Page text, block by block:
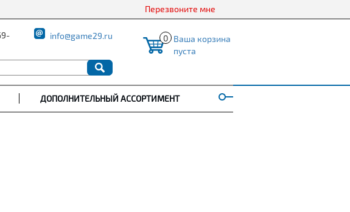
Перезвоните мне
info@game29.ru 0 Ваша корзина
пуста
ДОПОЛНИТЕЛЬНЫЙ АССОРТИМЕНТ